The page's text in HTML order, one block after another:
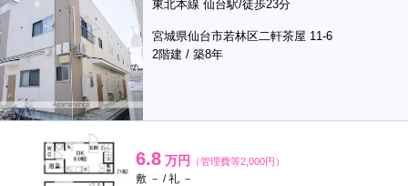
東北本線 仙台駅/徒歩23分
宮城県仙台市若林区二軒茶屋 11-6
2階建 / 築8年
6.8 万円 （管理費等2,000円）
敷 － / 礼 －